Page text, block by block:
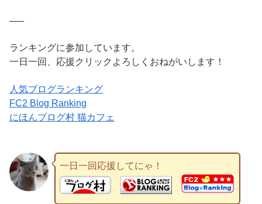
—–
ランキングに参加しています。
一日一回、応援クリックよろしくおねがいします！
人気ブログランキング
FC2 Blog Ranking
にほんブログ村 猫カフェ
一日一回応援してにゃ！